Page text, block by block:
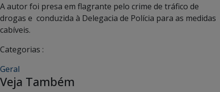
A autor foi presa em flagrante pelo crime de tráfico de
drogas e conduzida à Delegacia de Polícia para as medidas
cabíveis.
Categorias :
Geral
Veja Também